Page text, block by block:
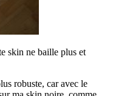
skin ne baille plus et
robuste, car avec le